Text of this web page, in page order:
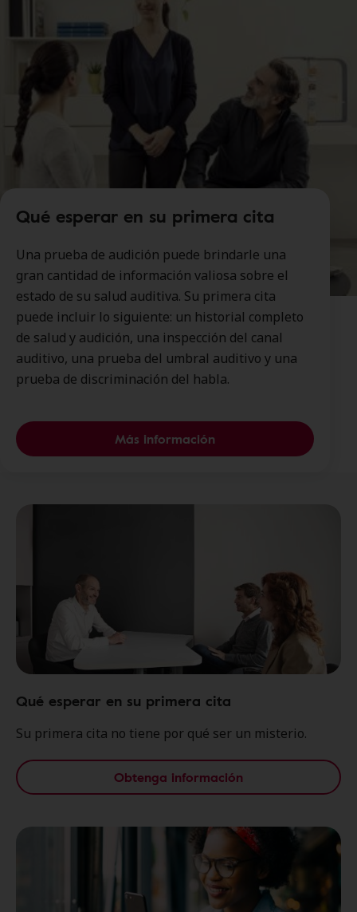
Qué esperar en su primera cita
Una prueba de audición puede brindarle una
gran cantidad de información valiosa sobre el
estado de su salud auditiva. Su primera cita
puede incluir lo siguiente: un historial completo
de salud y audición, una inspección del canal
auditivo, una prueba del umbral auditivo y una
prueba de discriminación del habla.
Más información
Qué esperar en su primera cita
Su primera cita no tiene por qué ser un misterio.
Obtenga información